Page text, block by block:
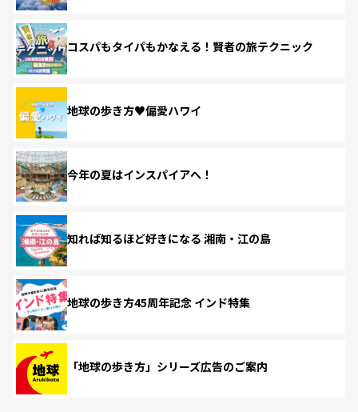
コスパもタイパもかなえる！賢者の旅テクニック
地球の歩き方♥偏愛ハワイ
今年の夏はインスパイアへ！
知れば知るほど好きになる 湘南・江の島
地球の歩き方45周年記念 インド特集
「地球の歩き方」シリーズ広告のご案内